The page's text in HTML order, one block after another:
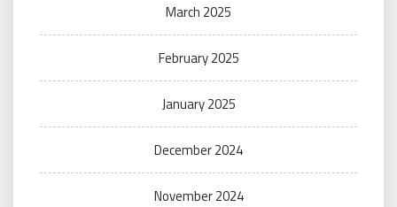
March 2025
February 2025
January 2025
December 2024
November 2024